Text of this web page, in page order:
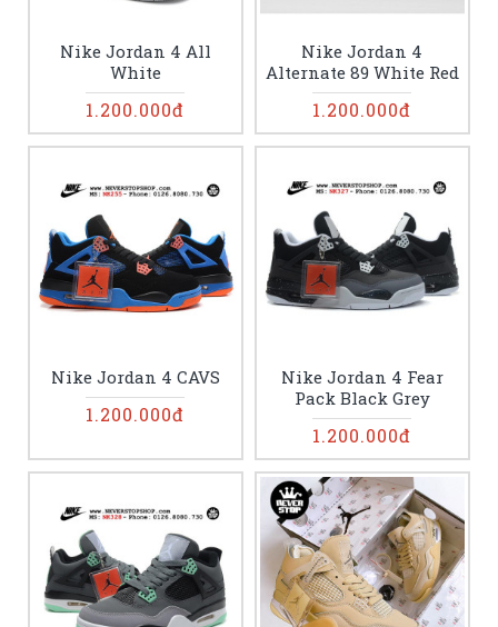
Nike Jordan 4 All
White
1.200.000đ
Nike Jordan 4
Alternate 89 White Red
1.200.000đ
Nike Jordan 4 CAVS
1.200.000đ
Nike Jordan 4 Fear
Pack Black Grey
1.200.000đ